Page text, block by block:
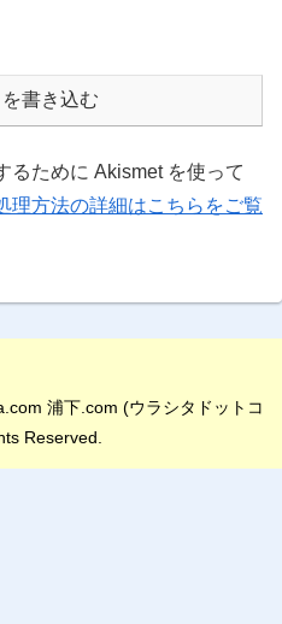
書き込む
るために Akismet を使って
理方法の詳細はこちらをご覧
浦下.com (ウラシタドットコ
Reserved.